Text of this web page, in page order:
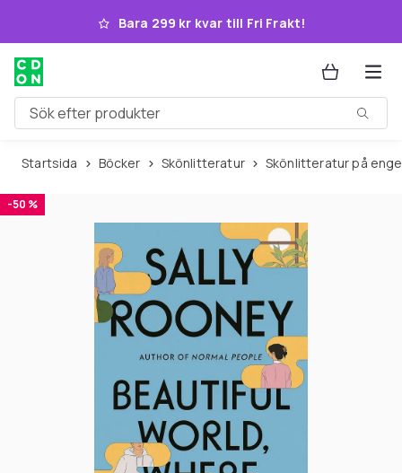
Hoppa till huvudinnehållet
Bara 299 kr kvar till Fri Frakt!
Sök efter produkter
Startsida Böcker Skönlitteratur Skönlitteratur på
-50 %